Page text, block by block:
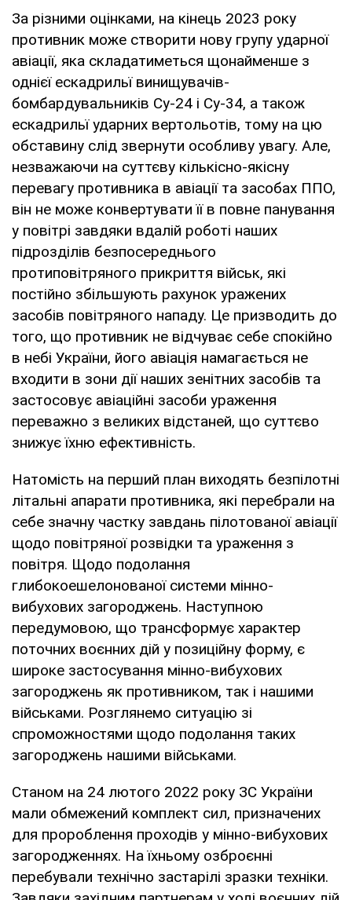
За різними оцінками, на кінець 2023 року
противник може створити нову групу ударної
авіації, яка складатиметься щонайменше з
однієї ескадрильї винищувачів-
бомбардувальників Су-24 і Су-34, а також
ескадрильї ударних вертольотів, тому на цю
обставину слід звернути особливу увагу. Але,
незважаючи на суттєву кількісно-якісну
перевагу противника в авіації та засобах ППО,
він не може конвертувати її в повне панування
у повітрі завдяки вдалій роботі наших
підрозділів безпосереднього
протиповітряного прикриття військ, які
постійно збільшують рахунок уражених
засобів повітряного нападу. Це призводить до
того, що противник не відчуває себе спокійно
в небі України, його авіація намагається не
входити в зони дії наших зенітних засобів та
застосовує авіаційні засоби ураження
переважно з великих відстаней, що суттєво
знижує їхню ефективність.
Натомість на перший план виходять безпілотні
літальні апарати противника, які перебрали на
себе значну частку завдань пілотованої авіації
щодо повітряної розвідки та ураження з
повітря. Щодо подолання
глибокоешелонованої системи мінно-
вибухових загороджень. Наступною
передумовою, що трансформує характер
поточних воєнних дій у позиційну форму, є
широке застосування мінно-вибухових
загороджень як противником, так і нашими
військами. Розглянемо ситуацію зі
спроможностями щодо подолання таких
загороджень нашими військами.
Станом на 24 лютого 2022 року ЗС України
мали обмежений комплект сил, призначених
для пророблення проходів у мінно-вибухових
загородженнях. На їхньому озброєнні
перебували технічно застарілі зразки техніки.